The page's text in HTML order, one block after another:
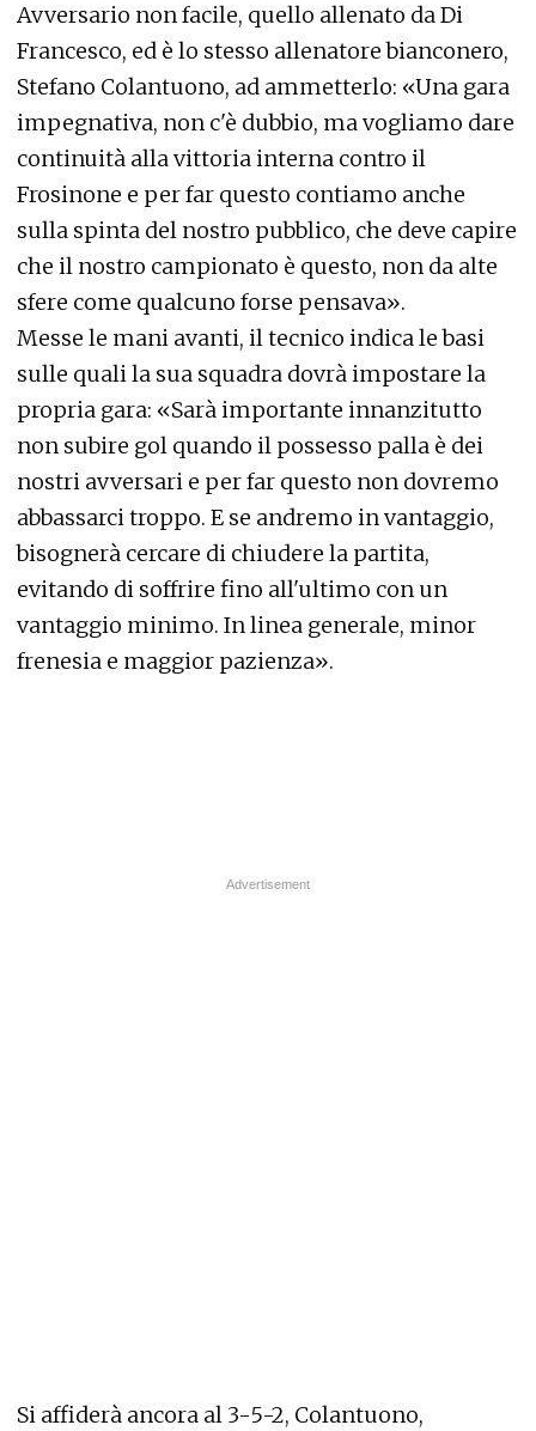
Avversario non facile, quello allenato da Di
Francesco, ed è lo stesso allenatore bianconero,
Stefano Colantuono, ad ammetterlo: «Una gara
impegnativa, non c'è dubbio, ma vogliamo dare
continuità alla vittoria interna contro il
Frosinone e per far questo contiamo anche
sulla spinta del nostro pubblico, che deve capire
che il nostro campionato è questo, non da alte
sfere come qualcuno forse pensava».
Messe le mani avanti, il tecnico indica le basi
sulle quali la sua squadra dovrà impostare la
propria gara: «Sarà importante innanzitutto
non subire gol quando il possesso palla è dei
nostri avversari e per far questo non dovremo
abbassarci troppo. E se andremo in vantaggio,
bisognerà cercare di chiudere la partita,
evitando di soffrire fino all'ultimo con un
vantaggio minimo. In linea generale, minor
frenesia e maggior pazienza».
Si affiderà ancora al 3-5-2, Colantuono,